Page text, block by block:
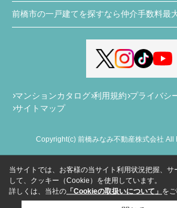
前橋市の一戸建てを探すなら仲介手数料最
マンションカタログ 利用規約 プライバシ
サイトマップ
Copyright(c) 前橋みなみ不動産株式会社 All
当サイトでは、お客様の当サイト利用状況把握、サ
して、クッキー（Cookie）を使用しています。
詳しくは、当社の 「Cookieの取扱いについて」 を